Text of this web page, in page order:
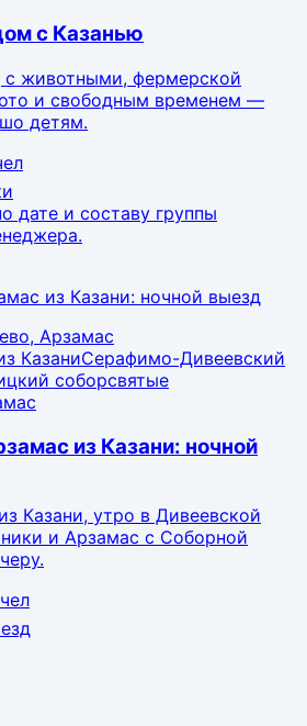
с Казанью
с животными, фермерской
и свободным временем —
детям.
дате и составу группы
из Казани: ночной выезд
Арзамас
КазаниСерафимо-Дивеевский
соборсвятые
из Казани: ночной
Казани, утро в Дивеевской
и Арзамас с Соборной